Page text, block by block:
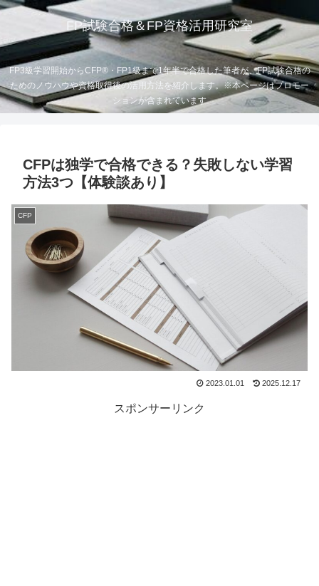
FP試験合格＆FP資格活用研究室
FP3級学習開始からCFP®・FP1級まで1年半で合格した筆者が、FP試験合格の
ためのノウハウや資格取得後の活用方法を紹介します。※本ページはプロモー
ションが含まれています
CFPは独学で合格できる？失敗しない学習
方法3つ【体験談あり】
CFP
2023.01.01 2025.12.17
スポンサーリンク